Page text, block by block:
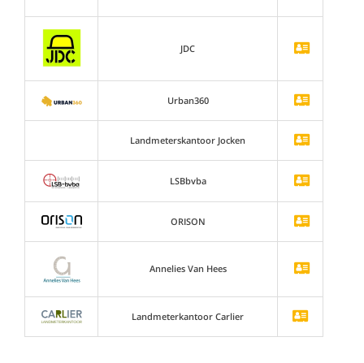
JDC
Urban360
Landmeterskantoor Jocken
LSBbvba
ORISON
Annelies Van Hees
Landmeterkantoor Carlier